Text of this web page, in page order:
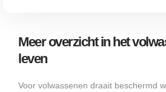
Meer overzicht in het
leven
Voor volwassenen draait beschermd